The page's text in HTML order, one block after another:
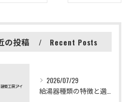
の投稿 Recent Posts
2026/07/29